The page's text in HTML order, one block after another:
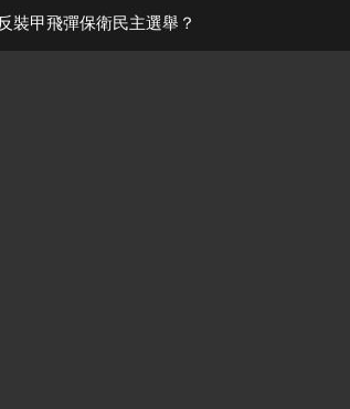
裝甲飛彈保衛民主選舉？